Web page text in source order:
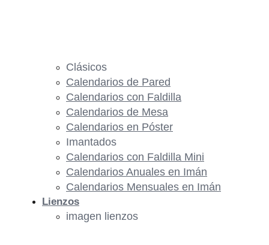
Clásicos
Calendarios de Pared
Calendarios con Faldilla
Calendarios de Mesa
Calendarios en Póster
Imantados
Calendarios con Faldilla Mini
Calendarios Anuales en Imán
Calendarios Mensuales en Imán
Lienzos
imagen lienzos